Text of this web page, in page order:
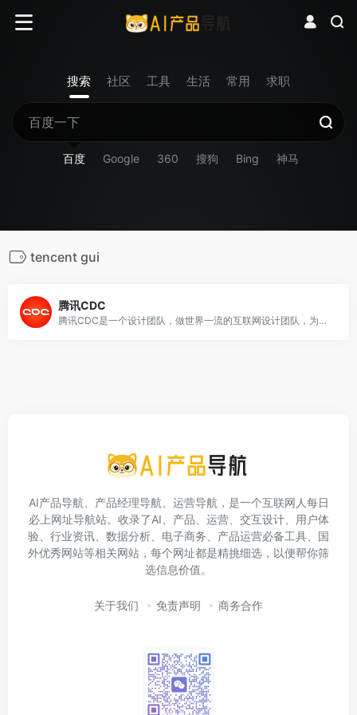
搜索 社区 工具 生活 常用 求职
百度 Google 360 搜狗 Bing 神马
tencent gui
腾讯CDC
腾讯CDC是一个设计团队，做世界一流的互联网设计团队，为用户创造优质在线生活体验。CDC关注于互联网视觉设计、交互设计、用户研究、前端开发。
AI产品导航、产品经理导航、运营导航，是一个互联网人每日
必上网址导航站。收录了AI、产品、运营、交互设计、用户体
验、行业资讯、数据分析、电子商务、产品运营必备工具、国
外优秀网站等相关网站，每个网址都是精挑细选，以便帮你筛
选信息价值。
关于我们 免责声明 商务合作